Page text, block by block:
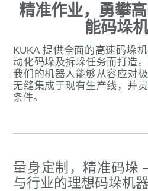
精准作业，勇攀
能码垛
KUKA 提供全面的高速码垛
动化码垛及拆垛任务而打造
我们的机器人能够从容应对
无缝集成于现有生产线，并
条件。
量身定制，精准码垛
与行业的理想码垛机